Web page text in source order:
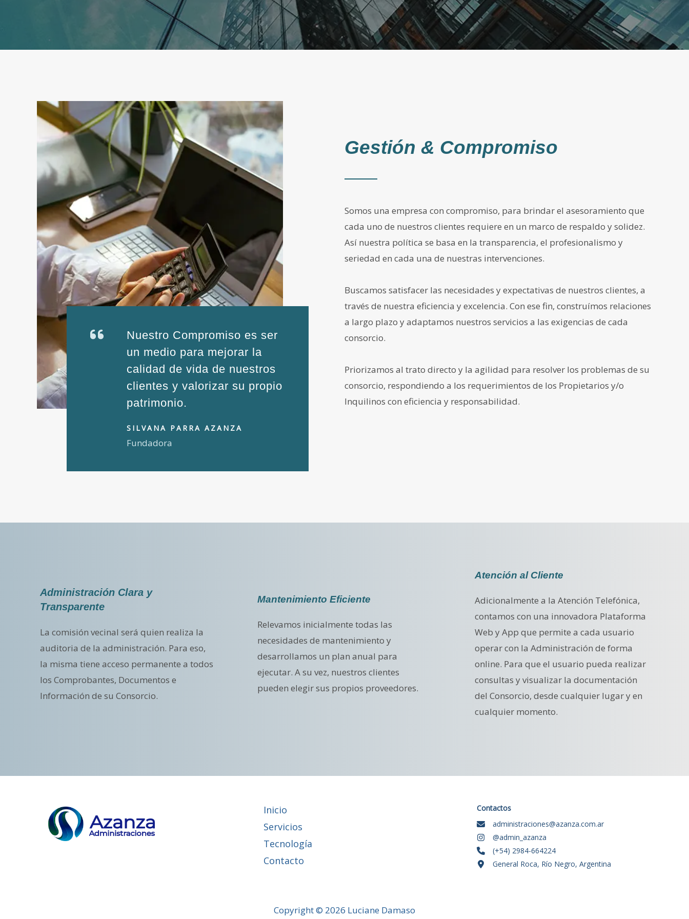
Nuestro Compromiso es ser
un medio para mejorar la
calidad de vida de nuestros
clientes y valorizar su propio
patrimonio.
SILVANA PARRA AZANZA
Fundadora
Gestión & Compromiso
Somos una empresa con compromiso, para brindar el asesoramiento que
cada uno de nuestros clientes requiere en un marco de respaldo y solidez.
Así nuestra política se basa en la transparencia, el profesionalismo y
seriedad en cada una de nuestras intervenciones.
Buscamos satisfacer las necesidades y expectativas de nuestros clientes, a
través de nuestra eficiencia y excelencia. Con ese fin, construímos relaciones
a largo plazo y adaptamos nuestros servicios a las exigencias de cada
consorcio.
Priorizamos al trato directo y la agilidad para resolver los problemas de su
consorcio, respondiendo a los requerimientos de los Propietarios y/o
Inquilinos con eficiencia y responsabilidad.
Administración Clara y
Transparente
La comisión vecinal será quien realiza la
auditoria de la administración. Para eso,
la misma tiene acceso permanente a todos
los Comprobantes, Documentos e
Información de su Consorcio.
Mantenimiento Eficiente
Relevamos inicialmente todas las
necesidades de mantenimiento y
desarrollamos un plan anual para
ejecutar. A su vez, nuestros clientes
pueden elegir sus propios proveedores.
Atención al Cliente
Adicionalmente a la Atención Telefónica,
contamos con una innovadora Plataforma
Web y App que permite a cada usuario
operar con la Administración de forma
online. Para que el usuario pueda realizar
consultas y visualizar la documentación
del Consorcio, desde cualquier lugar y en
cualquier momento.
Inicio
Servicios
Tecnología
Contacto
Contactos
administraciones@azanza.com.ar
@admin_azanza
(+54) 2984-664224
General Roca, Río Negro, Argentina
Copyright © 2026 Luciane Damaso